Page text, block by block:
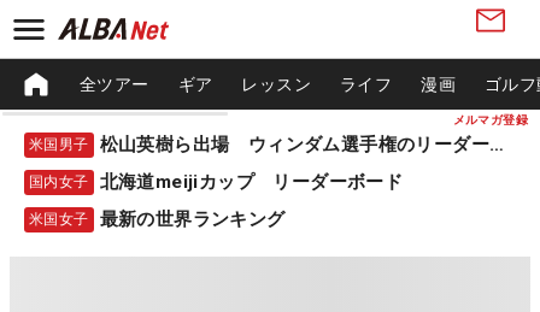
メルマガ登録
全ツアー ギア レッスン ライフ 漫画 ゴル
米国男子 松山英樹ら出場 ウィンダム選手権のリーダーボード
国内女子 北海道meijiカップ リーダーボード
米国女子 最新の世界ランキング